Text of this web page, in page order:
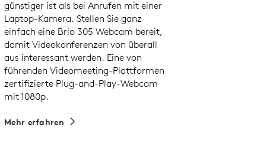
günstiger ist als bei Anrufen mit einer
Laptop-Kamera. Stellen Sie ganz
einfach eine Brio 305 Webcam bereit,
damit Videokonferenzen von überall
aus interessant werden. Eine von
führenden Videomeeting-Plattformen
zertifizierte Plug-and-Play-Webcam
mit 1080p.
Mehr erfahren